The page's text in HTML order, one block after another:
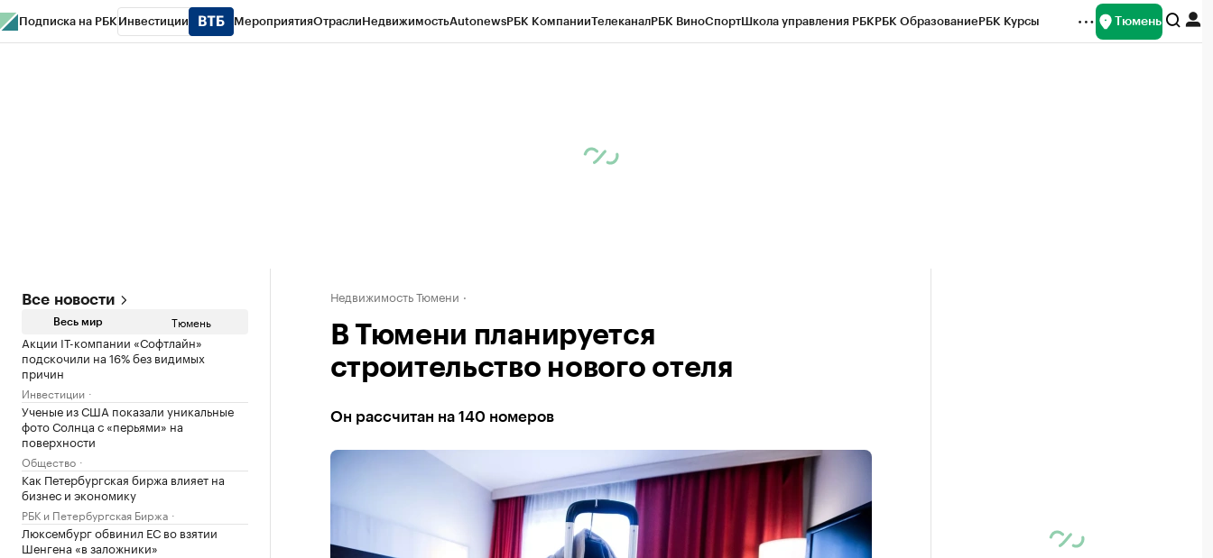
Подписка на РБК Инвестиции МероприятияОтраслиНедвижимостьAutonewsРБК КомпанииТелеканалРБК ВиноСпортШкола управления РБКРБК ОбразованиеРБК Курсы Тюмень
Все новости
Весь мир Тюмень
Акции IT-компании «Софтлайн»
подскочили на 16% без видимых
причин
Инвестиции
Ученые из США показали уникальные
фото Солнца с «перьями» на
поверхности
Общество
Как Петербургская биржа влияет на
бизнес и экономику
РБК и Петербургская Биржа
Люксембург обвинил ЕС во взятии
Шенгена «в заложники»
Недвижимость Тюмени
В Тюмени планируется
строительство нового отеля
Он рассчитан на 140 номеров